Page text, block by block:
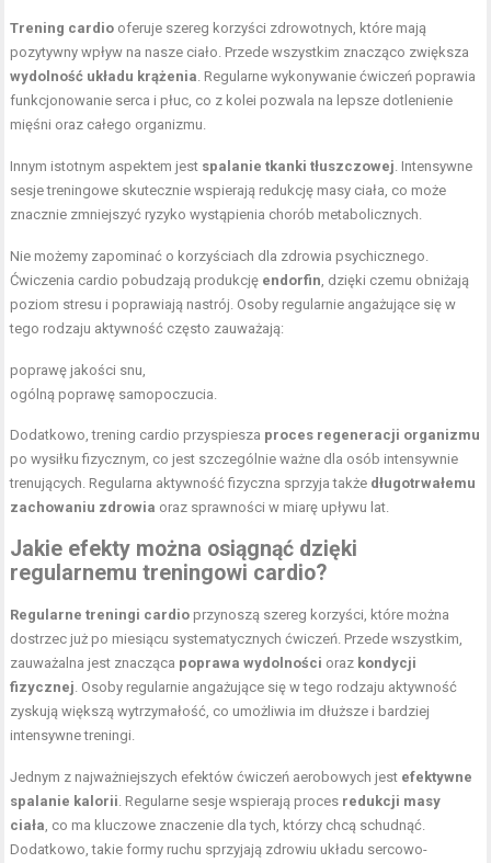
Trening cardio oferuje szereg korzyści zdrowotnych, które mają
pozytywny wpływ na nasze ciało. Przede wszystkim znacząco zwiększa
wydolność układu krążenia . Regularne wykonywanie ćwiczeń poprawia
funkcjonowanie serca i płuc, co z kolei pozwala na lepsze dotlenienie
mięśni oraz całego organizmu.
Innym istotnym aspektem jest spalanie tkanki tłuszczowej . Intensywne
sesje treningowe skutecznie wspierają redukcję masy ciała, co może
znacznie zmniejszyć ryzyko wystąpienia chorób metabolicznych.
Nie możemy zapominać o korzyściach dla zdrowia psychicznego.
Ćwiczenia cardio pobudzają produkcję endorfin , dzięki czemu obniżają
poziom stresu i poprawiają nastrój. Osoby regularnie angażujące się w
tego rodzaju aktywność często zauważają:
poprawę jakości snu,
ogólną poprawę samopoczucia.
Dodatkowo, trening cardio przyspiesza proces regeneracji organizmu
po wysiłku fizycznym, co jest szczególnie ważne dla osób intensywnie
trenujących. Regularna aktywność fizyczna sprzyja także długotrwałemu
zachowaniu zdrowia oraz sprawności w miarę upływu lat.
Jakie efekty można osiągnąć dzięki
regularnemu treningowi cardio?
Regularne treningi cardio przynoszą szereg korzyści, które można
dostrzec już po miesiącu systematycznych ćwiczeń. Przede wszystkim,
zauważalna jest znacząca poprawa wydolności oraz kondycji
fizycznej . Osoby regularnie angażujące się w tego rodzaju aktywność
zyskują większą wytrzymałość, co umożliwia im dłuższe i bardziej
intensywne treningi.
Jednym z najważniejszych efektów ćwiczeń aerobowych jest efektywne
spalanie kalorii . Regularne sesje wspierają proces redukcji masy
ciała , co ma kluczowe znaczenie dla tych, którzy chcą schudnąć.
Dodatkowo, takie formy ruchu sprzyjają zdrowiu układu sercowo-